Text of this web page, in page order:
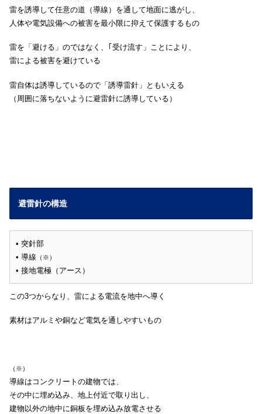
雷を誘導して任意の道（導線）を通して地面に逃がし、
人体や電気設備への被害を最小限に抑えて保護するもの
雷を「避ける」のではなく、｢受け流す」ことにより、
雷による被害を避けている
雷自体は誘導しているので「誘導雷針」ともいえる
（周囲に落ちないように避雷針に誘導している）
避雷針の構造
• 突針部
• 導線 （※）
• 接地電極（アース）
この3つからなり、雷による電流を地中へ導く
素材はアルミや銅など電気を通しやすいもの
（※）
導線はコンクリートの建物では、
その中に埋め込み、地上付近で取り出し、
建物以外の地中に銅板を埋め込み放電させる